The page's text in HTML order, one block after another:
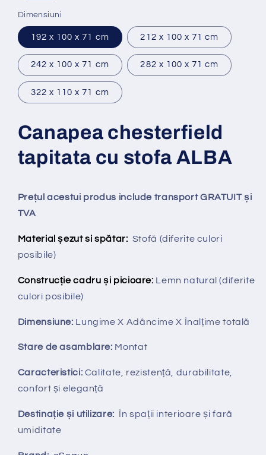
Dimensiuni
192 x 100 x 71 cm 212 x 100 x 71 cm
242 x 100 x 71 cm 282 x 100 x 71 cm
322 x 110 x 71 cm
Canapea chesterfield
tapitata cu stofa ALBA
Prețul acestui produs include transport GRATUIT și
TVA
Material șezut si spătar: Stofă (diferite culori
posibile)
Construcție cadru și picioare: Lemn natural (diferite
culori posibile)
Dimensiune: Lungime X Adâncime X Înalțime totală
Stare de asamblare: Montat
Caracteristici: Calitate, rezistență, durabilitate,
confort și eleganță
Destinație și utilizare: În spații interioare și fară
umiditate